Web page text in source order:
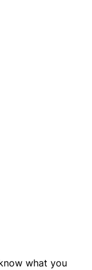
what you